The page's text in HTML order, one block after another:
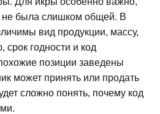
не была слишком общей. В
вид продукции, массу,
срок годности и код
позиции заведены
может принять или продать
сложно понять, почему код